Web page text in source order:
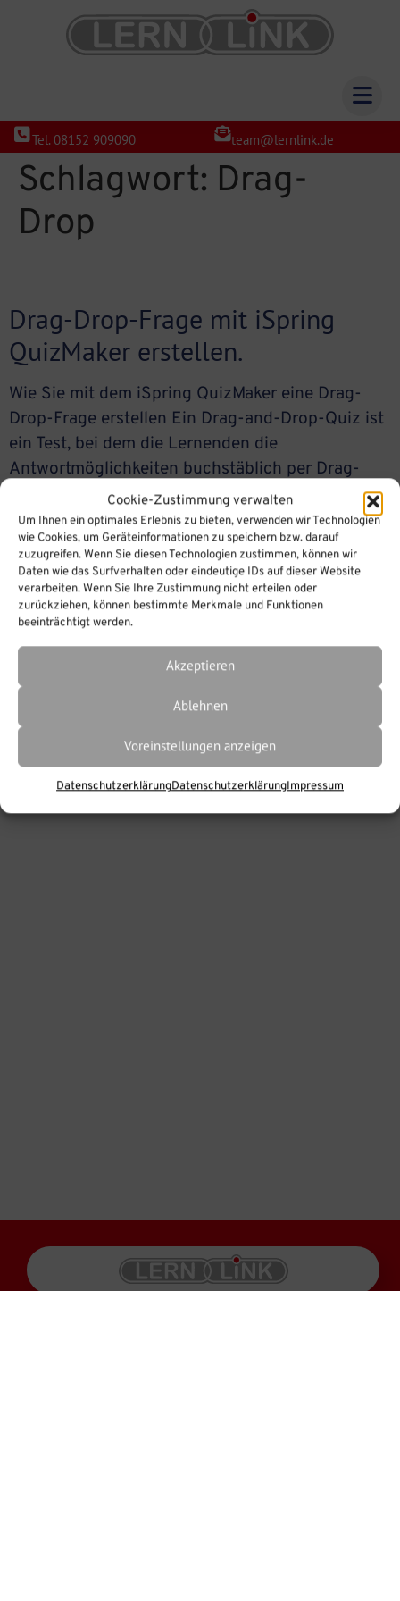
Cookie-Zustimmung verwalten
Um Ihnen ein optimales Erlebnis zu bieten, verwenden wir Technologien
wie Cookies, um Geräteinformationen zu speichern bzw. darauf
zuzugreifen. Wenn Sie diesen Technologien zustimmen, können wir
Daten wie das Surfverhalten oder eindeutige IDs auf dieser Website
verarbeiten. Wenn Sie Ihre Zustimmung nicht erteilen oder
zurückziehen, können bestimmte Merkmale und Funktionen
beeinträchtigt werden.
Akzeptieren
Ablehnen
Voreinstellungen anzeigen
DatenschutzerklärungDatenschutzerklärungImpressum
Tel. 08152 909090 team@lernlink.de
Schlagwort: Drag-
Drop
Drag-Drop-Frage mit iSpring
QuizMaker erstellen.
Wie Sie mit dem iSpring QuizMaker eine Drag-
Drop-Frage erstellen Ein Drag-and-Drop-Quiz ist
ein Test, bei dem die Lernenden die
Antwortmöglichkeiten buchstäblich per Drag-
and-Drop an die richtige Stelle ziehen müssen.
Am Beispiel einer Omelett Zubereitung schauen
wir uns diesen Fragetyp genauer an: Starten Sie
den iSpring QuizMaker und wählen die Option
Bewertetes Quiz“. In der Formularansicht […]